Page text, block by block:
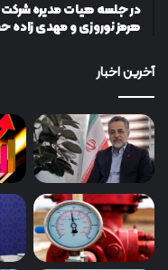
در جلسه هیات مدیره شرکت
هرمز نوروزی و مهدی زاده
آخرین اخبار